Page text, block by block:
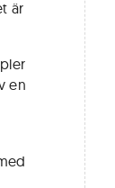
är
en